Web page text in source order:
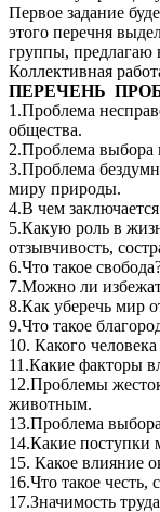
Первое задание
этого перечня
группы, предлагаю
Коллективная
ПЕРЕЧЕНЬ
1.Проблема
общества.
2.Проблема
3.Проблема
миру природы.
4.В чем
5.Какую роль в
отзывчивость,
6.Что такое
7.Можно ли
8.Как уберечь мир
9.Что такое
10. Какого
11.Какие факторы
12.Проблемы
животным.
13.Проблема
14.Какие поступки
15. Какое влияние
16.Что такое честь,
17.Значимость